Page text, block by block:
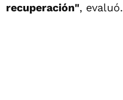
recuperación", evaluó.